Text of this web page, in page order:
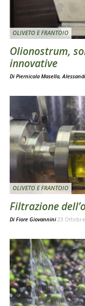
OLIVETO E FRANTOIO
Olionostrum,
innovative
Di Piernicola Masella,
OLIVETO E FRANTOIO
Filtrazione
Di Fiore Giovannini 23